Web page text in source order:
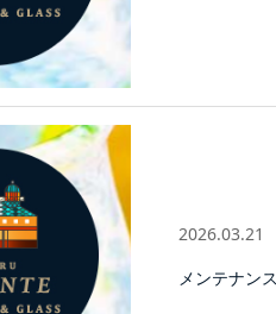
2026.03.21
メンテナン